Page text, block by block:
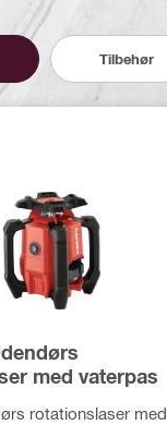
Tilbehør
med vaterpas
rotationslaser med